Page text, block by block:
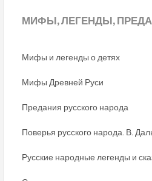
МИФЫ,ЛЕГЕНДЫ,
Мифы и легенды о детях
Мифы Древней Руси
Предания русского народа
Поверья русского народа. В.
Русские народные легенды и